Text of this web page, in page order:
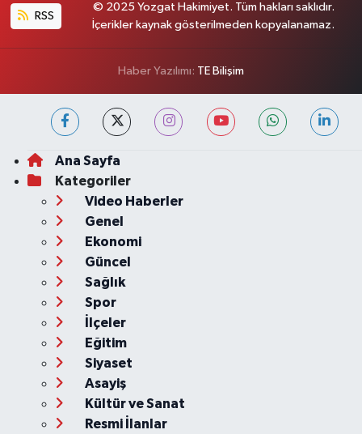
RSS
© 2025 Yozgat Hakimiyet. Tüm hakları saklıdır.
İçerikler kaynak gösterilmeden kopyalanamaz.
Haber Yazılımı: TE Bilişim
Ana Sayfa
Kategoriler
Video Haberler
Genel
Ekonomi
Güncel
Sağlık
Spor
İlçeler
Eğitim
Siyaset
Asayiş
Kültür ve Sanat
Resmi İlanlar